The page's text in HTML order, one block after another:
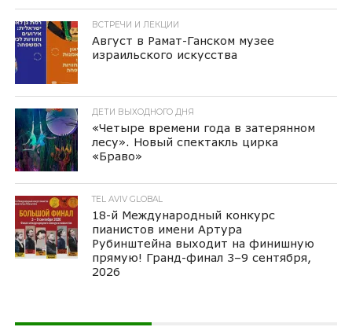
ВСТРЕЧИ И ЛЕКЦИИ
Август в Рамат-Ганском музее
израильского искусства
ДЕТИ ВЫХОДНОГО ДНЯ
«Четыре времени года в затерянном
лесу». Новый спектакль цирка
«Браво»
TEL AVIV GLOBAL
18-й Международный конкурс
пианистов имени Артура
Рубинштейна выходит на финишную
прямую! Гранд-финал 3–9 сентября,
2026